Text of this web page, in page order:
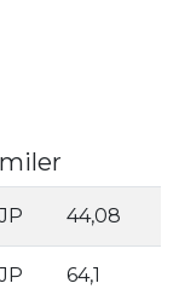
JP 44,08
JP 64,1